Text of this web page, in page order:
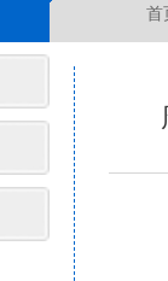
首